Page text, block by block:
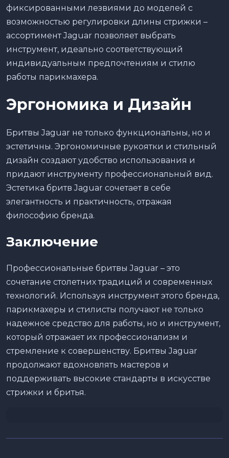
фиксированными лезвиями до моделей с
возможностью регулировки длины стрижки –
ассортимент Jaguar позволяет выбрать
инструмент, идеально соответствующий
индивидуальным предпочтениям и стилю
работы парикмахера.
Эргономика и Дизайн
Бритвы Jaguar не только функциональны, но и
эстетичны. Эргономичные рукоятки и стильный
дизайн создают удобство использования и
придают инструменту профессиональный вид.
Эстетика бритв Jaguar сочетает в себе
элегантность и практичность, отражая
философию бренда.
Заключение
Профессиональные бритвы Jaguar – это
сочетание столетних традиций и современных
технологий. Используя инструмент этого бренда,
парикмахеры и стилисты получают не только
надежное средство для работы, но и инструмент,
который отражает их профессионализм и
стремление к совершенству. Бритвы Jaguar
продолжают вдохновлять мастеров и
поддерживать высокие стандарты в искусстве
стрижки и бритья.